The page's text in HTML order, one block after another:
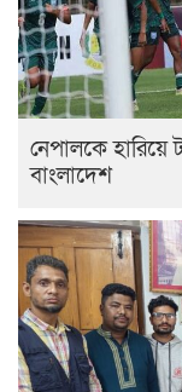
নেপালকে হারিয়ে
বাংলাদেশ